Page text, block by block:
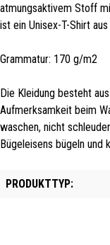
atmungsaktivem Stoff
ist ein Unisex-T-Shirt
Grammatur: 170 g/m2
Die Kleidung besteht
Aufmerksamkeit beim
waschen, nicht
Bügeleisens bügeln und
PRODUKTTYP: